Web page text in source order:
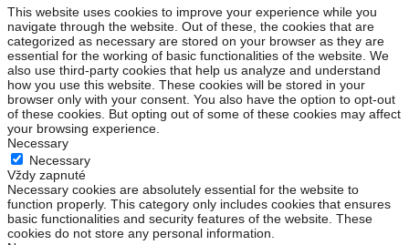
This website uses cookies to improve your experience while you
navigate through the website. Out of these, the cookies that are
categorized as necessary are stored on your browser as they are
essential for the working of basic functionalities of the website. We
also use third-party cookies that help us analyze and understand
how you use this website. These cookies will be stored in your
browser only with your consent. You also have the option to opt-out
of these cookies. But opting out of some of these cookies may affect
your browsing experience.
Necessary
Necessary
Vždy zapnuté
Necessary cookies are absolutely essential for the website to
function properly. This category only includes cookies that ensures
basic functionalities and security features of the website. These
cookies do not store any personal information.